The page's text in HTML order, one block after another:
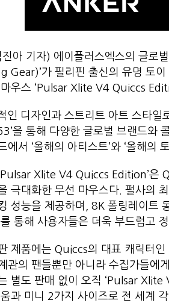
아 기자) 에이플러스엑스의 글로
Gear)’가 필리핀 출신의 유명 토
우스 ‘Pulsar Xlite V4 Quiccs
인 디자인과 스트리트 아트 스타일
을 통해 다양한 글로벌 브랜드
에서 ‘올해의 아티스트’와 ‘올해의
Xlite V4 Quiccs Edition’은
극대화한 무선 마우스다. 펄사의
성능을 제공하며, 8K 폴링레이트
통해 사용자들은 더욱 부드럽고
제품에는 Quiccs의 대표 캐릭터
관의 팬들뿐만 아니라 수집가들에
별도 판매 없이 오직 ‘Pulsar
과 미니 2가지 사이즈로 전 세계